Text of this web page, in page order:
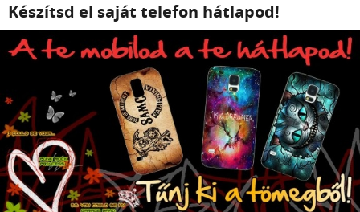
Készítsd el saját telefon hátlapod!